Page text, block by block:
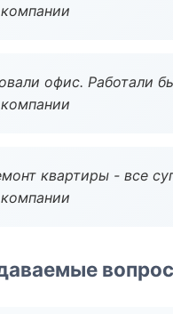
офис. Работали
квартиры - все